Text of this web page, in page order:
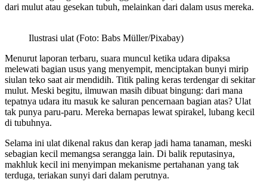
dari mulut atau gesekan tubuh, melainkan dari dalam usus mereka.
Ilustrasi ulat (Foto: Babs Müller/Pixabay)
Menurut laporan terbaru, suara muncul ketika udara dipaksa
melewati bagian usus yang menyempit, menciptakan bunyi mirip
siulan teko saat air mendidih. Titik paling keras terdengar di sekitar
mulut. Meski begitu, ilmuwan masih dibuat bingung: dari mana
tepatnya udara itu masuk ke saluran pencernaan bagian atas? Ulat
tak punya paru-paru. Mereka bernapas lewat spirakel, lubang kecil
di tubuhnya.
Selama ini ulat dikenal rakus dan kerap jadi hama tanaman, meski
sebagian kecil memangsa serangga lain. Di balik reputasinya,
makhluk kecil ini menyimpan mekanisme pertahanan yang tak
terduga, teriakan sunyi dari dalam perutnya.